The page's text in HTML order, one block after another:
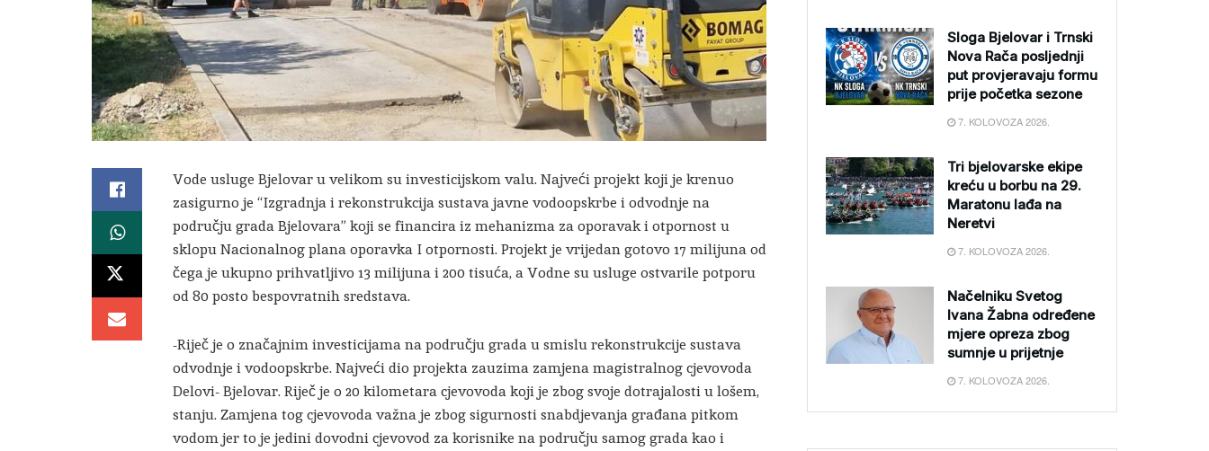
Vode usluge Bjelovar u velikom su investicijskom valu. Najveći projekt koji je krenuo
zasigurno je “Izgradnja i rekonstrukcija sustava javne vodoopskrbe i odvodnje na
području grada Bjelovara” koji se financira iz mehanizma za oporavak i otpornost u
sklopu Nacionalnog plana oporavka I otpornosti. Projekt je vrijedan gotovo 17 milijuna od
čega je ukupno prihvatljivo 13 milijuna i 200 tisuća, a Vodne su usluge ostvarile potporu
od 80 posto bespovratnih sredstava.
-Riječ je o značajnim investicijama na području grada u smislu rekonstrukcije sustava
odvodnje i vodoopskrbe. Najveći dio projekta zauzima zamjena magistralnog cjevovoda
Delovi- Bjelovar. Riječ je o 20 kilometara cjevovoda koji je zbog svoje dotrajalosti u lošem,
stanju. Zamjena tog cjevovoda važna je zbog sigurnosti snabdjevanja građana pitkom
vodom jer to je jedini dovodni cjevovod za korisnike na području samog grada kao i
Sloga Bjelovar i Trnski
Nova Rača posljednji
put provjeravaju formu
prije početka sezone
7. KOLOVOZA 2026.
Tri bjelovarske ekipe
kreću u borbu na 29.
Maratonu lađa na
Neretvi
7. KOLOVOZA 2026.
Načelniku Svetog
Ivana Žabna određene
mjere opreza zbog
sumnje u prijetnje
7. KOLOVOZA 2026.